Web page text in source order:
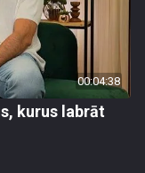
00:04:38
kurus labrāt